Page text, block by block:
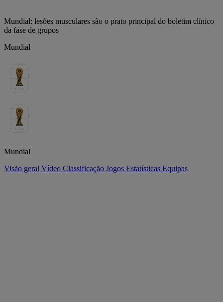
Mundial: lesões musculares são o prato principal do boletim clínico
da fase de grupos
Mundial
Mundial
Visão geral Vídeo Classificação Jogos Estatísticas Equipas